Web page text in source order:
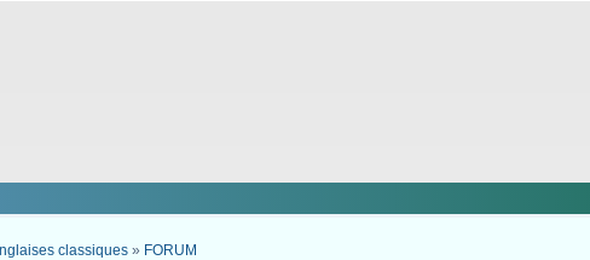
classiques » FORUM